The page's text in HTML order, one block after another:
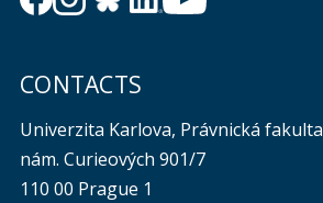
CONTACTS
Univerzita Karlova, Právnická fakulta
nám. Curieových 901/7
110 00 Prague 1